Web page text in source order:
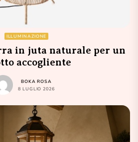
ILLUMINAZIONE
in juta naturale per un
accogliente
BOKA ROSA
8 LUGLIO 2026